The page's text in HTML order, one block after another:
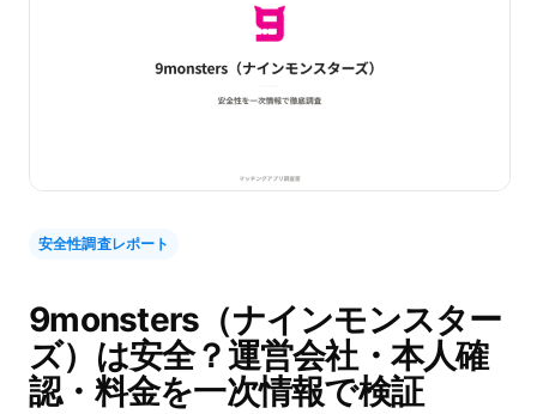
安全性調査レポート
9monsters（ナインモンスター
ズ）は安全？運営会社・本人確
認・料金を一次情報で検証